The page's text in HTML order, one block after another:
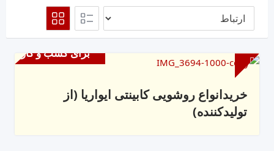
برای کسب و کار
خریدانواع روشویی کابینتی ایواریا (از
تولیدکننده)